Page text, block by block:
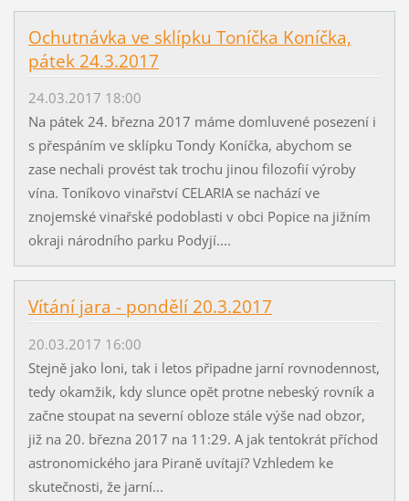
Ochutnávka ve sklípku Toníčka Koníčka,
pátek 24.3.2017
24.03.2017 18:00
Na pátek 24. března 2017 máme domluvené posezení i
s přespáním ve sklípku Tondy Koníčka, abychom se
zase nechali provést tak trochu jinou filozofií výroby
vína. Toníkovo vinařství CELARIA se nachází ve
znojemské vinařské podoblasti v obci Popice na jižním
okraji národního parku Podyjí....
Vítání jara - pondělí 20.3.2017
20.03.2017 16:00
Stejně jako loni, tak i letos připadne jarní rovnodennost,
tedy okamžik, kdy slunce opět protne nebeský rovník a
začne stoupat na severní obloze stále výše nad obzor,
již na 20. března 2017 na 11:29. A jak tentokrát příchod
astronomického jara Piraně uvítají? Vzhledem ke
skutečnosti, že jarní...